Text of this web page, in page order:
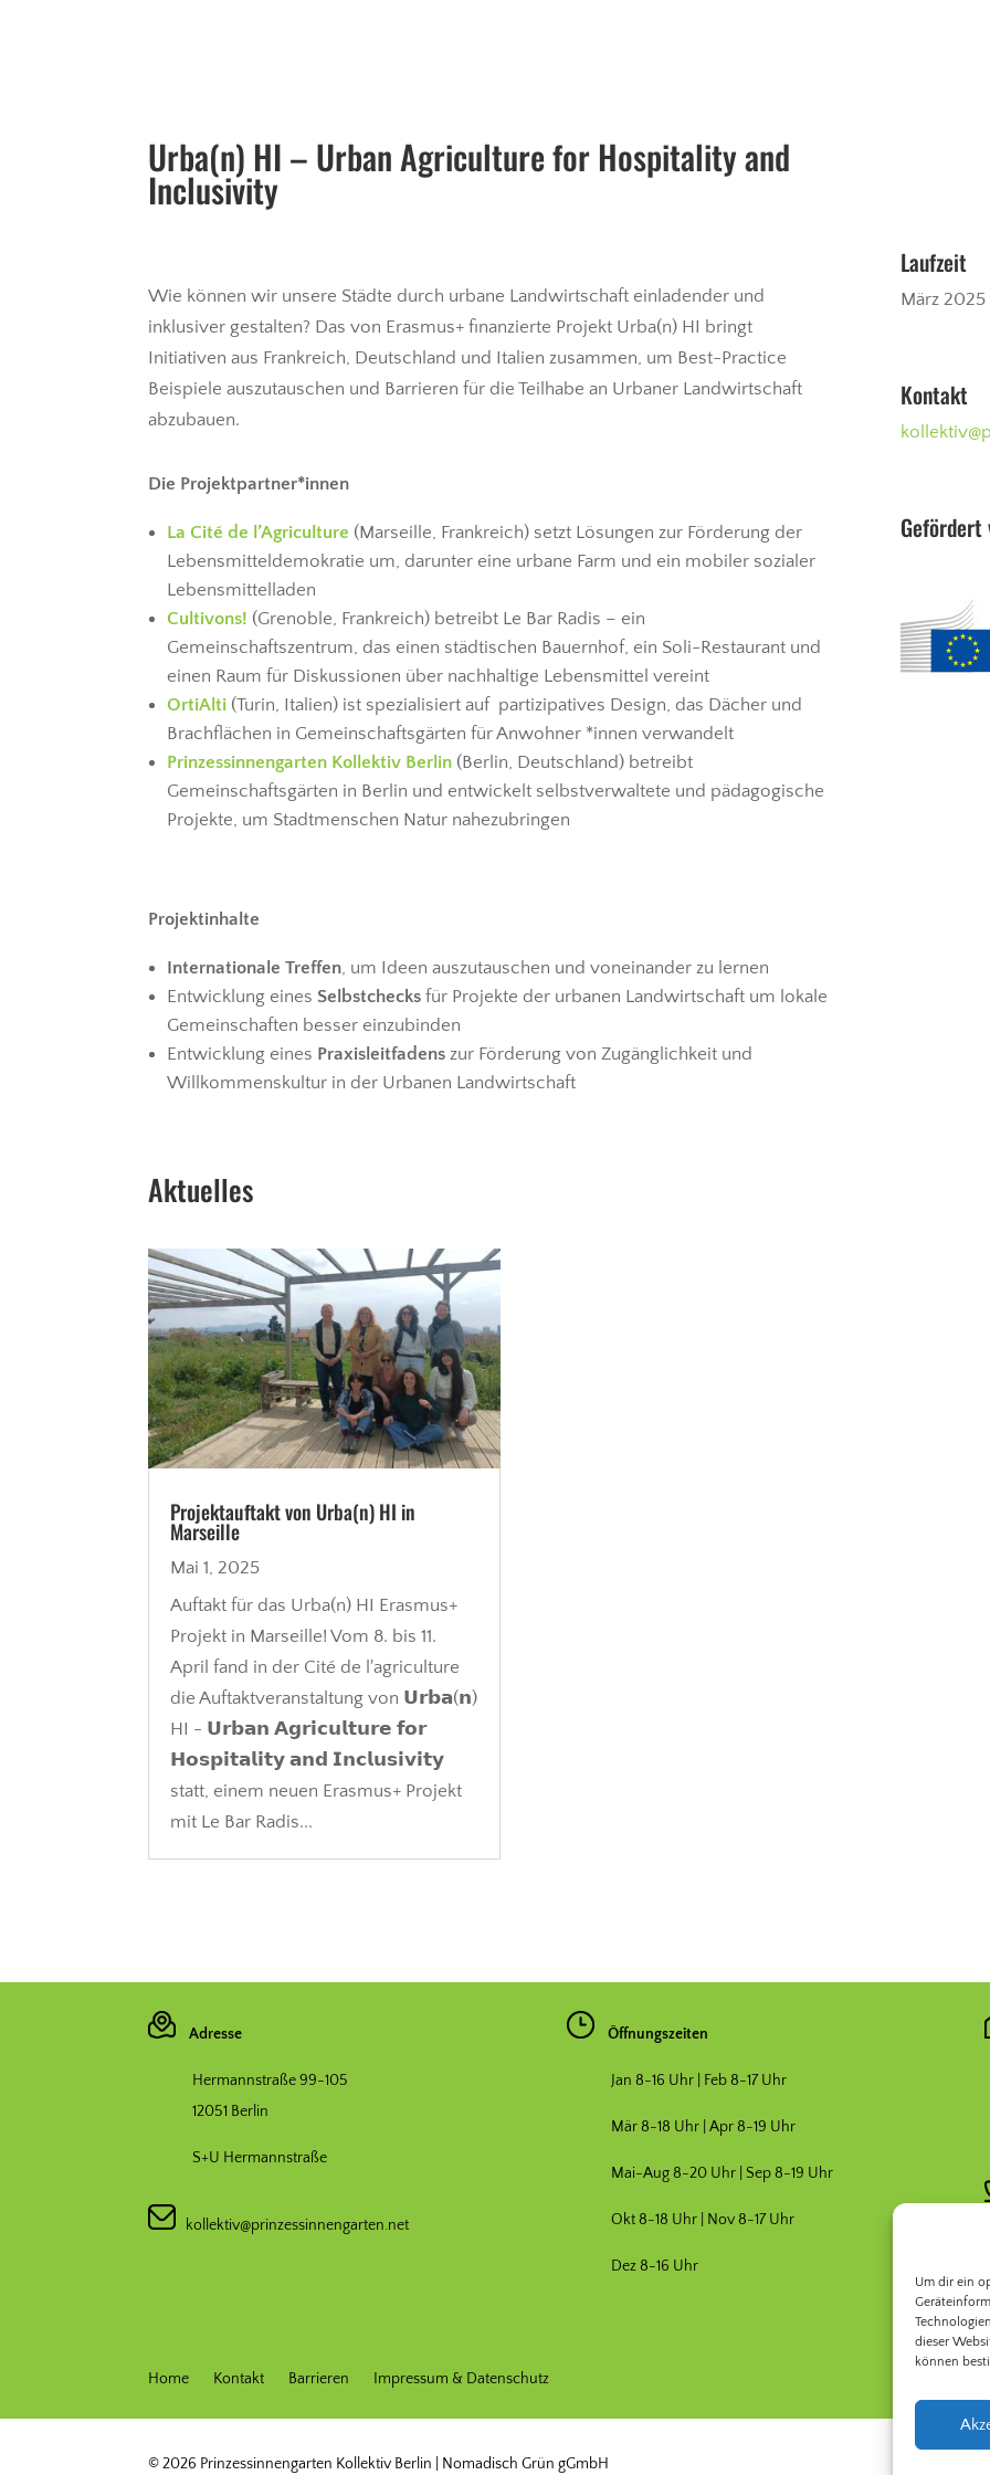
Um dir ein
dieser
können
Urba(n) HI – Urban Agriculture for Hospitality and
Inclusivity
Wie können wir unsere Städte durch urbane Landwirtschaft einladender und
inklusiver gestalten? Das von Erasmus+ finanzierte Projekt Urba(n) HI bringt
Initiativen aus Frankreich, Deutschland und Italien zusammen, um Best-Practice
Beispiele auszutauschen und Barrieren für die Teilhabe an Urbaner Landwirtschaft
abzubauen.
Die Projektpartner*innen
La Cité de l’Agriculture (Marseille, Frankreich) setzt Lösungen zur Förderung der
Lebensmitteldemokratie um, darunter eine urbane Farm und ein mobiler sozialer
Lebensmittelladen
Cultivons! (Grenoble, Frankreich) betreibt Le Bar Radis – ein
Gemeinschaftszentrum, das einen städtischen Bauernhof, ein Soli-Restaurant und
einen Raum für Diskussionen über nachhaltige Lebensmittel vereint
OrtiAlti (Turin, Italien) ist spezialisiert auf partizipatives Design, das Dächer und
Brachflächen in Gemeinschaftsgärten für Anwohner *innen verwandelt
Prinzessinnengarten Kollektiv Berlin (Berlin, Deutschland) betreibt
Gemeinschaftsgärten in Berlin und entwickelt selbstverwaltete und pädagogische
Projekte, um Stadtmenschen Natur nahezubringen
Projektinhalte
Internationale Treffen, um Ideen auszutauschen und voneinander zu lernen
Entwicklung eines Selbstchecks für Projekte der urbanen Landwirtschaft um lokale
Gemeinschaften besser einzubinden
Entwicklung eines Praxisleitfadens zur Förderung von Zugänglichkeit und
Willkommenskultur in der Urbanen Landwirtschaft
Laufzeit
März
Kontakt
Gefördert
Aktuelles
Projektauftakt von Urba(n) HI in
Marseille
Mai 1, 2025
Auftakt für das Urba(n) HI Erasmus+
Projekt in Marseille! Vom 8. bis 11.
April fand in der Cité de l'agriculture
die Auftaktveranstaltung von 𝗨𝗿𝗯𝗮(𝗻)
HI - 𝗨𝗿𝗯𝗮𝗻 𝗔𝗴𝗿𝗶𝗰𝘂𝗹𝘁𝘂𝗿𝗲 𝗳𝗼𝗿
𝗛𝗼𝘀𝗽𝗶𝘁𝗮𝗹𝗶𝘁𝘆 𝗮𝗻𝗱 𝗜𝗻𝗰𝗹𝘂𝘀𝗶𝘃𝗶𝘁𝘆
statt, einem neuen Erasmus+ Projekt
mit Le Bar Radis...
Adresse
Hermannstraße 99-105
12051 Berlin
S+U Hermannstraße
kollektiv@prinzessinnengarten.net
Öffnungszeiten
Jan 8-16 Uhr | Feb 8-17 Uhr
Mär 8-18 Uhr | Apr 8-19 Uhr
Mai-Aug 8-20 Uhr | Sep 8-19 Uhr
Okt 8-18 Uhr | Nov 8-17 Uhr
Dez 8-16 Uhr
Home Kontakt Barrieren Impressum & Datenschutz
© 2026 Prinzessinnengarten Kollektiv Berlin | Nomadisch Grün gGmbH